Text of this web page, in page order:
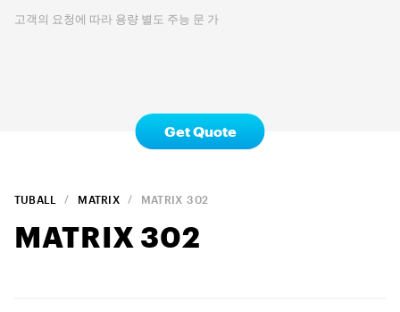
고객의 요청에 따라 용량 별도 주능 문 가
TUBALL MATRIX MATRIX 302
MATRIX 302
Get Quote